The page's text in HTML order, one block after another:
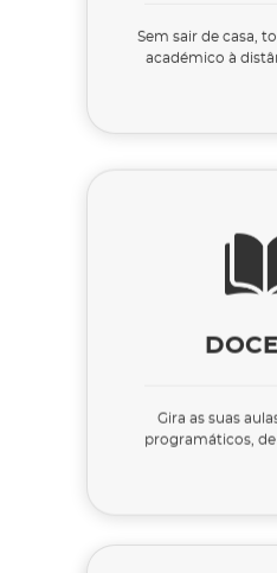
Sem sair de casa,
académico à
Gira as suas
programáticos,